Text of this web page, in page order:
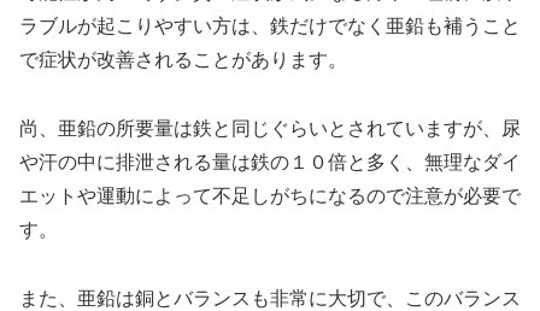
ラブルが起こりやすい方は、鉄だけでなく亜鉛も補うこと
で症状が改善されることがあります。
尚、亜鉛の所要量は鉄と同じぐらいとされていますが、尿
や汗の中に排泄される量は鉄の１０倍と多く、無理なダイ
エットや運動によって不足しがちになるので注意が必要で
す。
また、亜鉛は銅とバランスも非常に大切で、このバランス